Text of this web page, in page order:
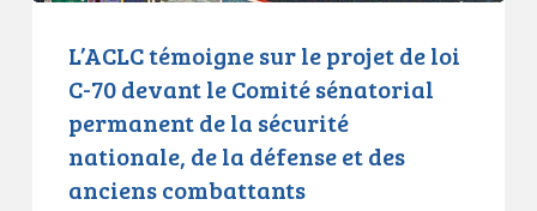
permanent
sécurité
L’ACLC témoigne sur le projet de loi
C-70 devant le Comité sénatorial
permanent de la sécurité
nationale, de la défense et des
anciens combattants